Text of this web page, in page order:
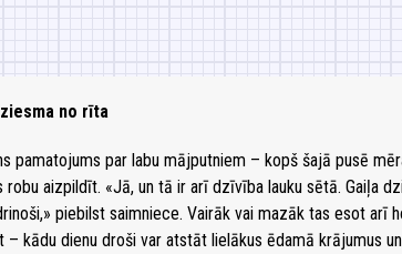
no rīta
pamatojums par labu mājputniem – kopš šajā pusē
robu aizpildīt. «Jā, un tā ir arī dzīvība lauku sētā. Gaiļa
piebilst saimniece. Vairāk vai mazāk tas esot arī
– kādu dienu droši var atstāt lielākus ēdamā krājumus